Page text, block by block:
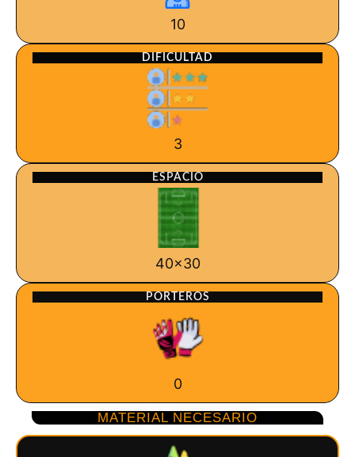
10
DIFICULTAD
3
ESPACIO
40x30
PORTEROS
0
MATERIAL NECESARIO